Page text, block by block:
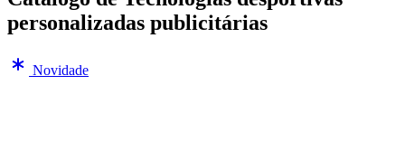
personalizadas publicitárias
Novidade